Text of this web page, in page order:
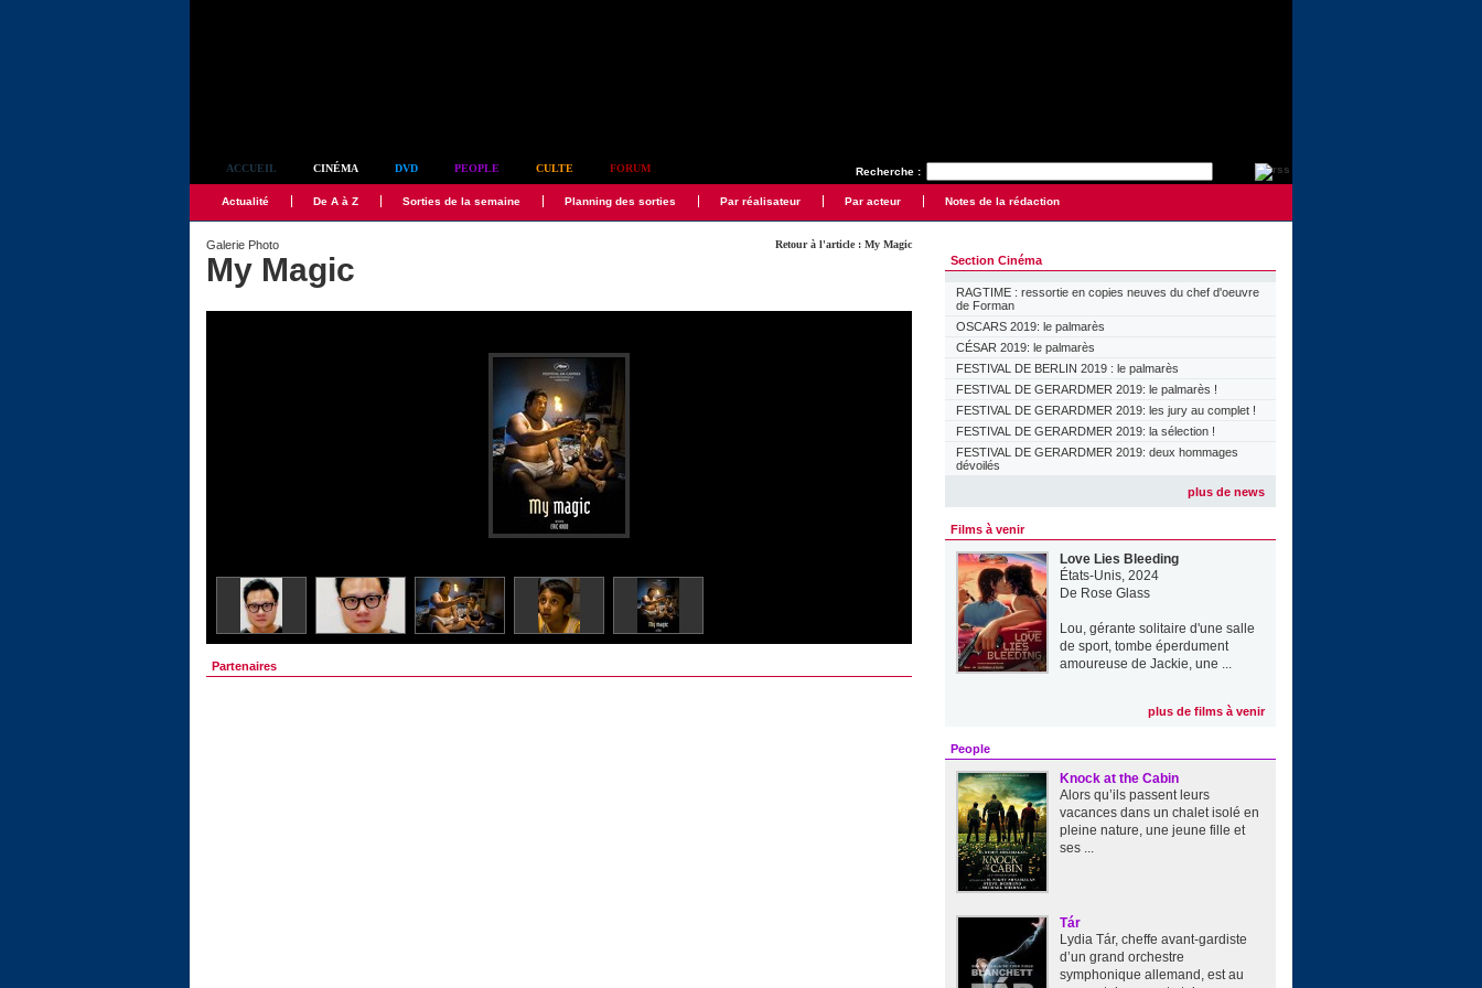
Recherche :
ACCUEIL CINÉMA DVD PEOPLE CULTE FORUM
Actualité De A à Z Sorties de la semaine Planning des sorties Par réalisateur Par acteur Notes de la rédaction
Retour à l'article : My Magic
Galerie Photo
My Magic
Partenaires
Section Cinéma
RAGTIME : ressortie en copies neuves du chef d'oeuvre
de Forman
OSCARS 2019: le palmarès
CÉSAR 2019: le palmarès
FESTIVAL DE BERLIN 2019 : le palmarès
FESTIVAL DE GERARDMER 2019: le palmarès !
FESTIVAL DE GERARDMER 2019: les jury au complet !
FESTIVAL DE GERARDMER 2019: la sélection !
FESTIVAL DE GERARDMER 2019: deux hommages
dévoilés
plus de news
Films à venir
Love Lies Bleeding
États-Unis, 2024
De Rose Glass
Lou, gérante solitaire d'une salle
de sport, tombe éperdument
amoureuse de Jackie, une ...
plus de films à venir
People
Knock at the Cabin
Alors qu’ils passent leurs
vacances dans un chalet isolé en
pleine nature, une jeune fille et
ses ...
Tár
Lydia Tár, cheffe avant-gardiste
d’un grand orchestre
symphonique allemand, est au